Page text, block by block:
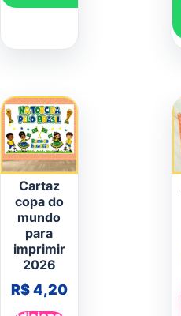
Cartaz
copa do
mundo
para
imprimir
2026
R$4,20